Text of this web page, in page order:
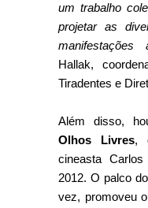
um trabalho
projetar as
manifestações
Hallak,
Tiradentes e
Além disso,
Olhos Livres,
cineasta
2012. O palco
vez, promoveu